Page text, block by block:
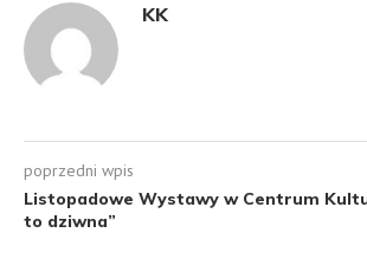
KK
poprzedni wpis
Listopadowe Wystawy w Centrum
to dziwna”